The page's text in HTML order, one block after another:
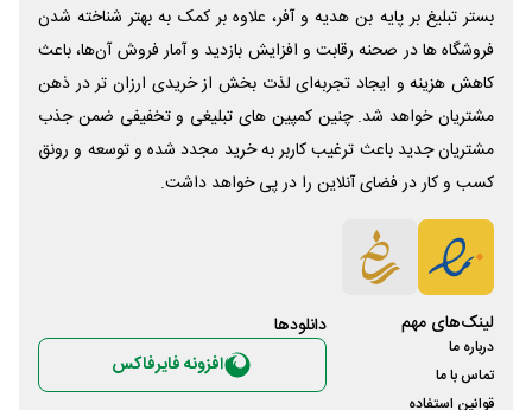
بستر تبلیغ بر پایه بن هدیه و آفر، علاوه بر کمک به بهتر شناخته شدن
فروشگاه ها در صحنه رقابت و افزایش بازدید و آمار فروش آن‌ها، باعث
کاهش هزینه و ایجاد تجربه‌ای لذت بخش از خریدی ارزان تر در ذهن
مشتریان خواهد شد. چنین کمپین های تبلیغی و تخفیفی ضمن جذب
مشتریان جدید باعث ترغیب کاربر به خرید مجدد شده و توسعه و رونق
کسب و کار در فضای آنلاین را در پی خواهد داشت.
لینک‌های مهم
درباره ما
تماس با ما
قوانین استفاده
دانلود‌ها
افزونه فایرفاکس